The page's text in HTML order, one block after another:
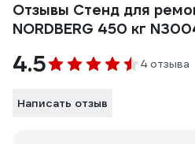
Отзывы Стенд для
NORDBERG 450 кг
4.5 4 отзыва
Написать отзыв